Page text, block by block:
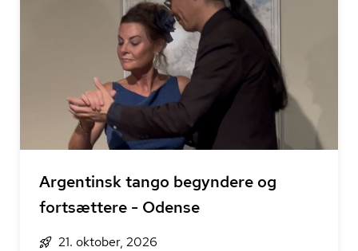
Argentinsk tango begyndere og
fortsættere - Odense
21. oktober, 2026